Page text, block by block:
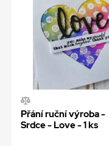
Přání ruční výroba -
Srdce - Love - 1 ks